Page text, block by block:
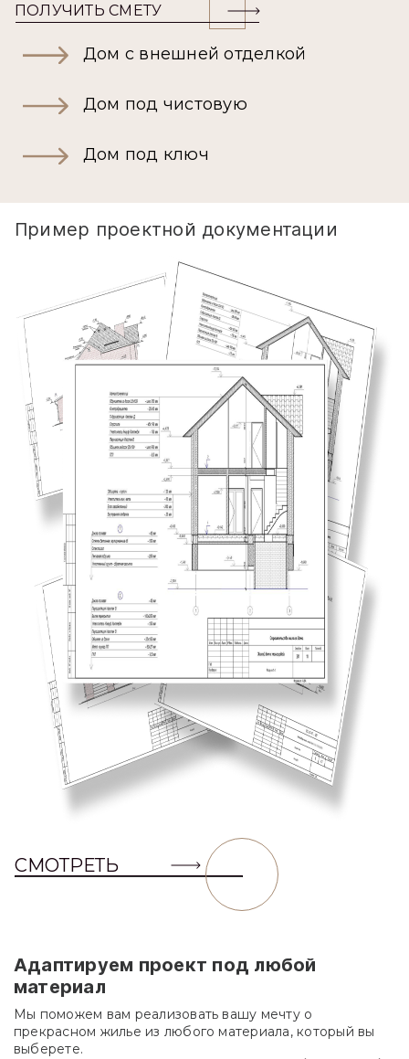
ПОЛУЧИТЬ СМЕТУ
Дом с внешней отделкой
Дом под чистовую
Дом под ключ
Пример проектной документации
СМОТРЕТЬ
Адаптируем проект под любой
материал
Мы поможем вам реализовать вашу мечту о
прекрасном жилье из любого материала, который вы
выберете.